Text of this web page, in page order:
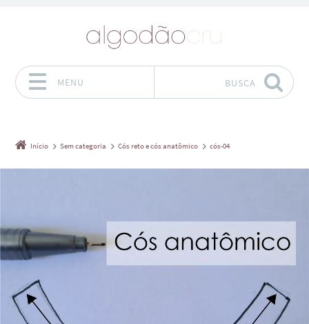
MENU BUSCA
Início Sem categoria Cós reto e cós anatômico cós-04